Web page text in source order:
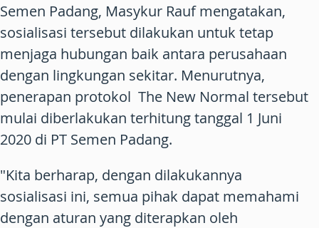
Semen Padang, Masykur Rauf mengatakan,
sosialisasi tersebut dilakukan untuk tetap
menjaga hubungan baik antara perusahaan
dengan lingkungan sekitar. Menurutnya,
penerapan protokol The New Normal tersebut
mulai diberlakukan terhitung tanggal 1 Juni
2020 di PT Semen Padang.
"Kita berharap, dengan dilakukannya
sosialisasi ini, semua pihak dapat memahami
dengan aturan yang diterapkan oleh